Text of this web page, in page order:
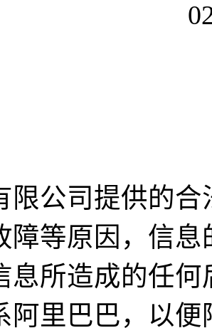
公司提供的
等原因，信
所造成的任
里巴巴，以